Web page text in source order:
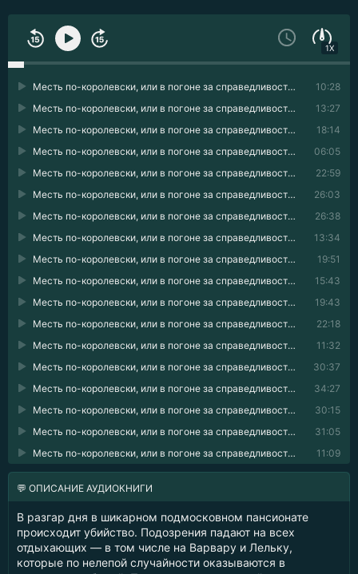
1X
10:28
Месть по-королевски, или в погоне за справедливостью 01
13:27
Месть по-королевски, или в погоне за справедливостью 02
18:14
Месть по-королевски, или в погоне за справедливостью 03
06:05
Месть по-королевски, или в погоне за справедливостью 04
22:59
Месть по-королевски, или в погоне за справедливостью 05
26:03
Месть по-королевски, или в погоне за справедливостью 06
26:38
Месть по-королевски, или в погоне за справедливостью 07
13:34
Месть по-королевски, или в погоне за справедливостью 08
19:51
Месть по-королевски, или в погоне за справедливостью 09
15:43
Месть по-королевски, или в погоне за справедливостью 10
19:43
Месть по-королевски, или в погоне за справедливостью 11
22:18
Месть по-королевски, или в погоне за справедливостью 12
11:32
Месть по-королевски, или в погоне за справедливостью 13
30:37
Месть по-королевски, или в погоне за справедливостью 14
34:27
Месть по-королевски, или в погоне за справедливостью 15
30:15
Месть по-королевски, или в погоне за справедливостью 16
31:05
Месть по-королевски, или в погоне за справедливостью 17
11:09
Месть по-королевски, или в погоне за справедливостью 18
💬 ОПИСАНИЕ АУДИОКНИГИ
В разгар дня в шикарном подмосковном пансионате
происходит убийство. Подозрения падают на всех
отдыхающих — в том числе на Варвару и Лельку,
которые по нелепой случайности оказываются в